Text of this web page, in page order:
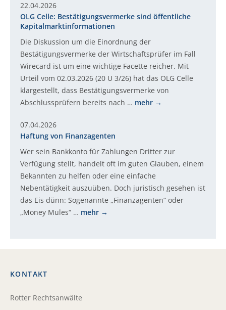
22.04.2026
OLG Celle: Bestätigungsvermerke sind öffentliche
Kapitalmarktinformationen
Die Diskussion um die Einordnung der
Bestätigungsvermerke der Wirtschaftsprüfer im Fall
Wirecard ist um eine wichtige Facette reicher. Mit
Urteil vom 02.03.2026 (20 U 3/26) hat das OLG Celle
klargestellt, dass Bestätigungsvermerke von
Abschlussprüfern bereits nach … mehr
07.04.2026
Haftung von Finanzagenten
Wer sein Bankkonto für Zahlungen Dritter zur
Verfügung stellt, handelt oft im guten Glauben, einem
Bekannten zu helfen oder eine einfache
Nebentätigkeit auszuüben. Doch juristisch gesehen ist
das Eis dünn: Sogenannte „Finanzagenten“ oder
„Money Mules“ … mehr
KONTAKT
Rotter Rechtsanwälte